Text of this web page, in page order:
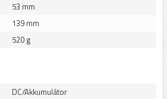
53 mm
139 mm
520 g
DC/Akkumulátor